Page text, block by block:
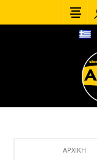
ΑΡΧΙΚΉ